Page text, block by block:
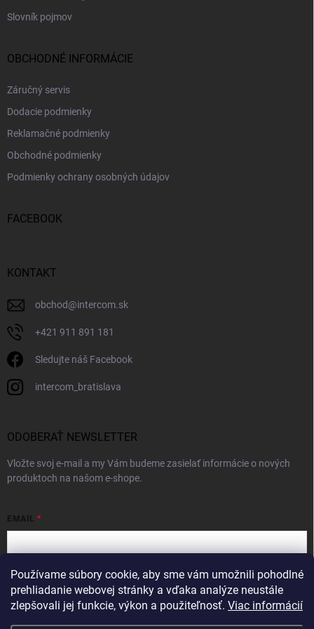
Používame súbory cookie, aby sme vám umožnili pohodlné
prehliadanie webovej stránky a vďaka analýze neustále
zlepšovali jej funkcie, výkon a použiteľnosť. Viac informácií
Slovník pojmov
OBCHODNÉ INFORMÁCIE
Záručný servis
Dodacie podmienky
Reklamačné podmienky
Obchodné podmienky
Podmienky ochrany osobných údajov
FACEBOOK
KONTAKT
obchod@intercom.sk
+421 911 891 181
Sledujte náš Facebook
intercom_bratislava
ODOBERAŤ NEWSLETTER
Vložte svoj e-mail a my Vám budeme zasielať informácie o nových
produktoch na našom e-shope.
EMAIL
Vložením e-mailu súhlasíte spodmienkami ochrany osobných údajov
Prihlásiť sa